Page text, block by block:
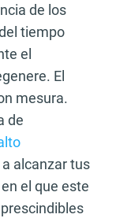
de los
tiempo
el
El
mesura.
de
alcanzar tus
el que este